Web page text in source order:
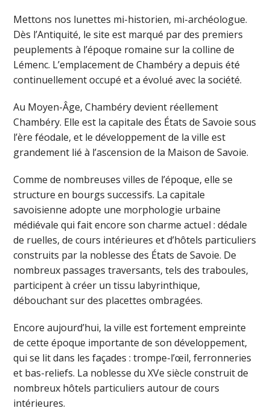
Mettons nos lunettes mi-historien, mi-archéologue.
Dès l’Antiquité, le site est marqué par des premiers
peuplements à l’époque romaine sur la colline de
Lémenc. L’emplacement de Chambéry a depuis été
continuellement occupé et a évolué avec la société.
Au Moyen-Âge, Chambéry devient réellement
Chambéry. Elle est la capitale des États de Savoie sous
l’ère féodale, et le développement de la ville est
grandement lié à l’ascension de la Maison de Savoie.
Comme de nombreuses villes de l’époque, elle se
structure en bourgs successifs. La capitale
savoisienne adopte une morphologie urbaine
médiévale qui fait encore son charme actuel : dédale
de ruelles, de cours intérieures et d’hôtels particuliers
construits par la noblesse des États de Savoie. De
nombreux passages traversants, tels des traboules,
participent à créer un tissu labyrinthique,
débouchant sur des placettes ombragées.
Encore aujourd’hui, la ville est fortement empreinte
de cette époque importante de son développement,
qui se lit dans les façades : trompe-l’œil, ferronneries
et bas-reliefs. La noblesse du XVe siècle construit de
nombreux hôtels particuliers autour de cours
intérieures.